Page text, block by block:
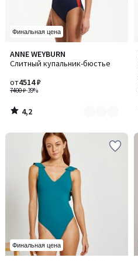
Финальная цена
ANNE WEYBURN
Слитный купальник-бюстье
7400 ₽-39%
от4514 ₽
4,2
/ 5
Количество
цветов:
4,2
/
Финальная цена